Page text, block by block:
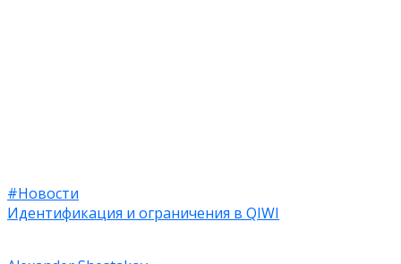
#Новости
Идентификация и ограничения в QIWI